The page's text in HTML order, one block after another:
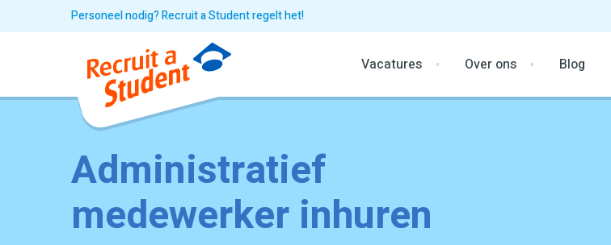
Personeel nodig? Recruit a Student regelt het!
Vacatures Over ons Blog
Administratief
medewerker inhuren